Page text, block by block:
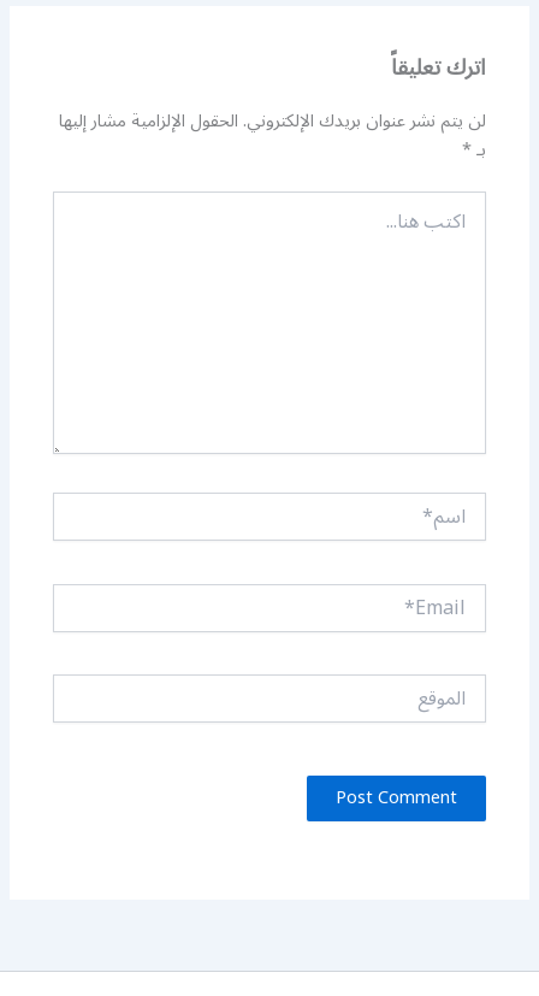
اترك تعليقاً
لن يتم نشر عنوان بريدك الإلكتروني.الحقول الإلزامية مشار إليها
بـ*
اكتب
هنا...
اسم*
Email*
الموقع